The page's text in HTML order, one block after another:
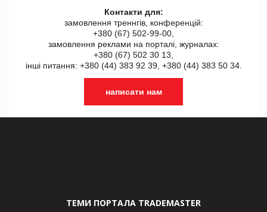
Контакти для:
замовлення треннгів, конференцій:
+380 (67) 502-99-00,
замовлення реклами на порталі, журналах:
+380 (67) 502 30 13,
інші питання: +380 (44) 383 92 39, +380 (44) 383 50 34.
написати нам
ТЕМИ ПОРТАЛА TRADEMASTER